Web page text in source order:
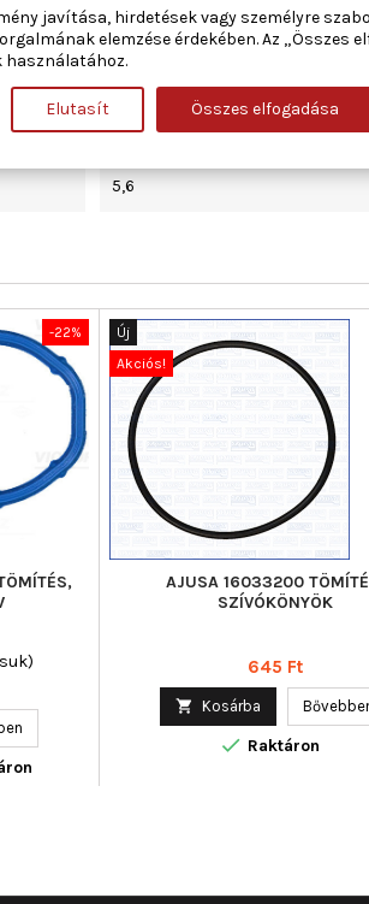
50
Szívócső
70
5,6
-22%
Új
Akciós!
AJUSA 16033200
SZÍVÓKÖNYÖK
Ár
645 Ft
 Kosárba
 Raktáron
javítása, hirdetések vagy személyre
elemzése érdekében. Az „Összes
Elutasít Összes elfogadása